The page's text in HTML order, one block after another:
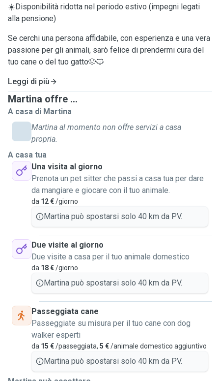
☀️Disponibilità ridotta nel periodo estivo (impegni legati
alla pensione)
Se cerchi una persona affidabile, con esperienza e una vera
passione per gli animali, sarò felice di prendermi cura del
tuo cane o del tuo gatto🐶🐱
Leggi di più
Martina offre ...
A casa di Martina
Martina al momento non offre servizi a casa
propria.
A casa tua
Una visita al giorno
Prenota un pet sitter che passi a casa tua per dare
da mangiare e giocare con il tuo animale.
da 12 €/giorno
Martina può spostarsi solo 40 km da PV.
Due visite al giorno
Due visite a casa per il tuo animale domestico
da 18 €/giorno
Martina può spostarsi solo 40 km da PV.
Passeggiata cane
Passeggiate su misura per il tuo cane con dog
walker esperti
da 15 €/passeggiata, 5 €/animale domestico aggiuntivo
Martina può spostarsi solo 40 km da PV.